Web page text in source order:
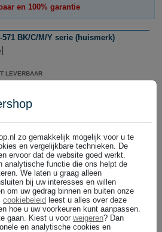
en 100% garantie
BK/C/M/Y serie (huismerk)
LEVERBAAR
LEVERBAAR
In winkelwagen
zo gemakkelijk mogelijk voor u te
en vergelijkbare technieken. De
ervoor dat de website goed werkt.
analytische functie die ons helpt de
We laten u graag alleen
bij uw interesses en willen
om uw gedrag binnen en buiten onze
cookiebeleid leest u alles over deze
hoe u uw voorkeuren kunt aanpassen.
gaan. Kiest u voor weigeren? Dan
en analytische cookies en